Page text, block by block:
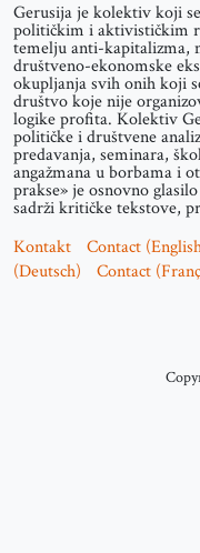
Gerusija je kolektiv koji
političkim i aktivističkim
temelju anti-kapitalizma,
društveno-ekonomske
okupljanja svih onih koji
društvo koje nije
logike profita. Kolektiv
političke i društvene
predavanja, seminara,
angažmana u borbama i
prakse» je osnovno
sadrži kritičke tekstove,
Kontakt
Contact
(Deutsch)
Contact